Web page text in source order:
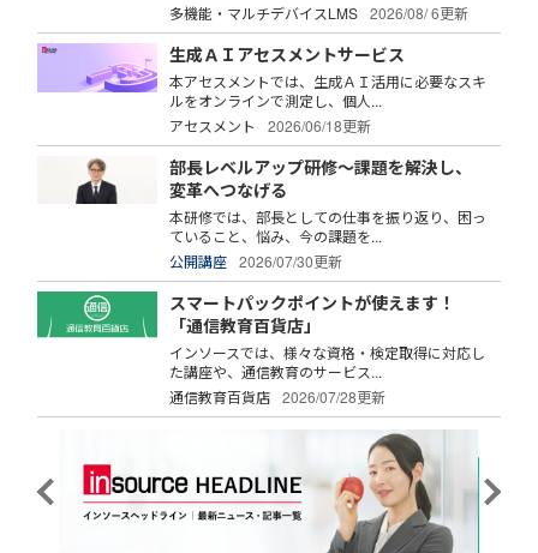
多機能・マルチデバイスLMS
2026/08/ 6更新
生成ＡＩアセスメントサービス
本アセスメントでは、生成ＡＩ活用に必要なスキ
ルをオンラインで測定し、個人...
アセスメント
2026/06/18更新
部長レベルアップ研修～課題を解決し、
変革へつなげる
本研修では、部長としての仕事を振り返り、困っ
ていること、悩み、今の課題を...
公開講座
2026/07/30更新
スマートパックポイントが使えます！
「通信教育百貨店」
インソースでは、様々な資格・検定取得に対応し
た講座や、通信教育のサービス...
通信教育百貨店
2026/07/28更新